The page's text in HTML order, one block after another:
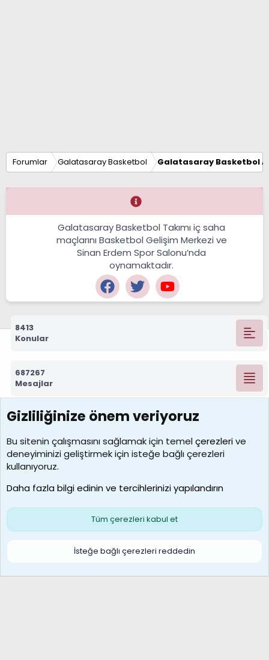
Forumlar Galatasaray Basketbol Galatasaray Basketbol
Galatasaray Basketbol Takımı iç saha
maçlarını Basketbol Gelişim Merkezi ve
Sinan Erdem Spor Salonu’nda
oynamaktadır.
8413
Konular
687267
Mesajlar
7388
Kullanıcılar
borabekirogluu
Son üye
Çerezler
S
Gizliliğinize önem veriyoruz
Bu sitenin çalışmasını sağlamak için temelçerezlerive
deneyiminizi geliştirmek için isteğe bağlı çerezleri
kullanıyoruz.
Daha fazla bilgi edinin ve tercihlerinizi yapılandırın
Tüm çerezleri kabul et
İsteğe bağlı çerezleri reddedin